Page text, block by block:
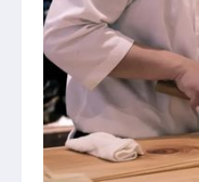
和食の調理スタ